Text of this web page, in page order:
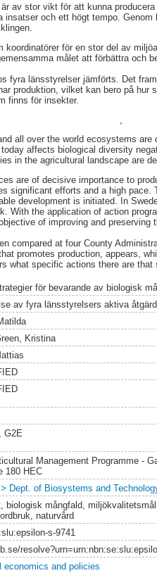
av stor vikt för att kunna
insatser och ett högt tempo.
för en stor del av
målet att förbättra och
fyra länsstyrelser jämförts. Det
produktion, vilket kan bero på
finns för insekter.
all over the world ecosystems
affects biological diversity
in the agricultural landscape are
are of decisive importance to
significant efforts and a high pace.
development is initiated. In
With the application of action
of improving and preserving
compared at four County
promotes production, appears,
what specific actions there are
för bevarande av biologisk
av fyra länsstyrelsers aktiva
Kristina
G2E
Management Programme -
180 HEC
Dept. of Biosystems and
biologisk mångfald,
naturvård
s-9741
economics and policies